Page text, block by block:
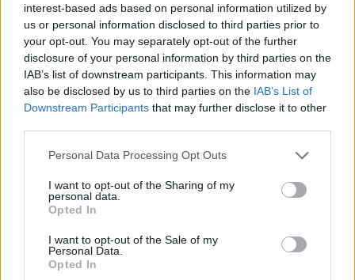
interest-based ads based on personal information utilized by
us or personal information disclosed to third parties prior to
your opt-out. You may separately opt-out of the further
disclosure of your personal information by third parties on the
IAB’s list of downstream participants. This information may
also be disclosed by us to third parties on the IAB’s List of
Downstream Participants that may further disclose it to other
Personal Data Processing Opt Outs
I want to opt-out of the Sharing of my
personal data.
Opted In
I want to opt-out of the Sale of my
Personal Data.
Opted In
06.08.2026 -Hledáme montážní skupiny I jednotlivce pro montáž
výzdoby (Slovenská republika, Maďarsko)
05.08.2026 -Zámečník / Mechanik (Praha - východ)
05.08.2026 -
Manažer/ka pro mezinárodní spolupráci (Suchdol, Praha)
... další nabídky zaměstnání
Vybrané články
Prima sport - co nabídne v prvním
vysílacím týdnu